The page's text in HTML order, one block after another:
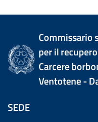
Tutti i
Commissario
per il
Carcere
Ventotene -
SEDE